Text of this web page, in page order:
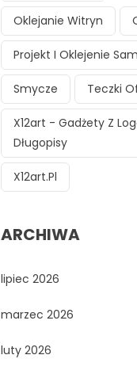
Oklejanie Witryn
Projekt I Oklejenie
Smycze Teczki
X12art - Gadżety Z
Długopisy
X12art.pl
ARCHIWA
lipiec 2026
marzec 2026
luty 2026